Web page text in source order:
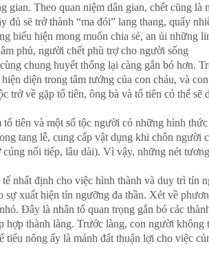
Theo quan niệm dân gian, chết cũng là
sẽ trở thành “ma đói” lang thang, quấy
biểu hiện mong muốn chia sẻ, an ủi
phủ, người chết phù trợ cho người sống
chung huyết thống lại càng gắn bó hơn.
diện trong tâm tưởng của con cháu, và
trở về gặp tổ tiên, ông bà và tổ tiên có thể
tiên và một số tộc người có những hình
tang lễ, cung cấp vật dụng khi chôn người
nối tiếp, lâu dài). Vì vậy, những nét
nhất định cho việc hình thành và duy trì tín
xuất hiện tín ngưỡng đa thần. Xét về
Đây là nhân tố quan trọng gắn bó các
hợp thành làng. Trước làng, con người
nông ấy là mảnh đất thuận lợi cho việc